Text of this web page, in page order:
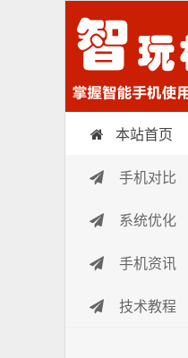
智玩机 本站首页
手机对比
系统优化
手机资讯
技术教程